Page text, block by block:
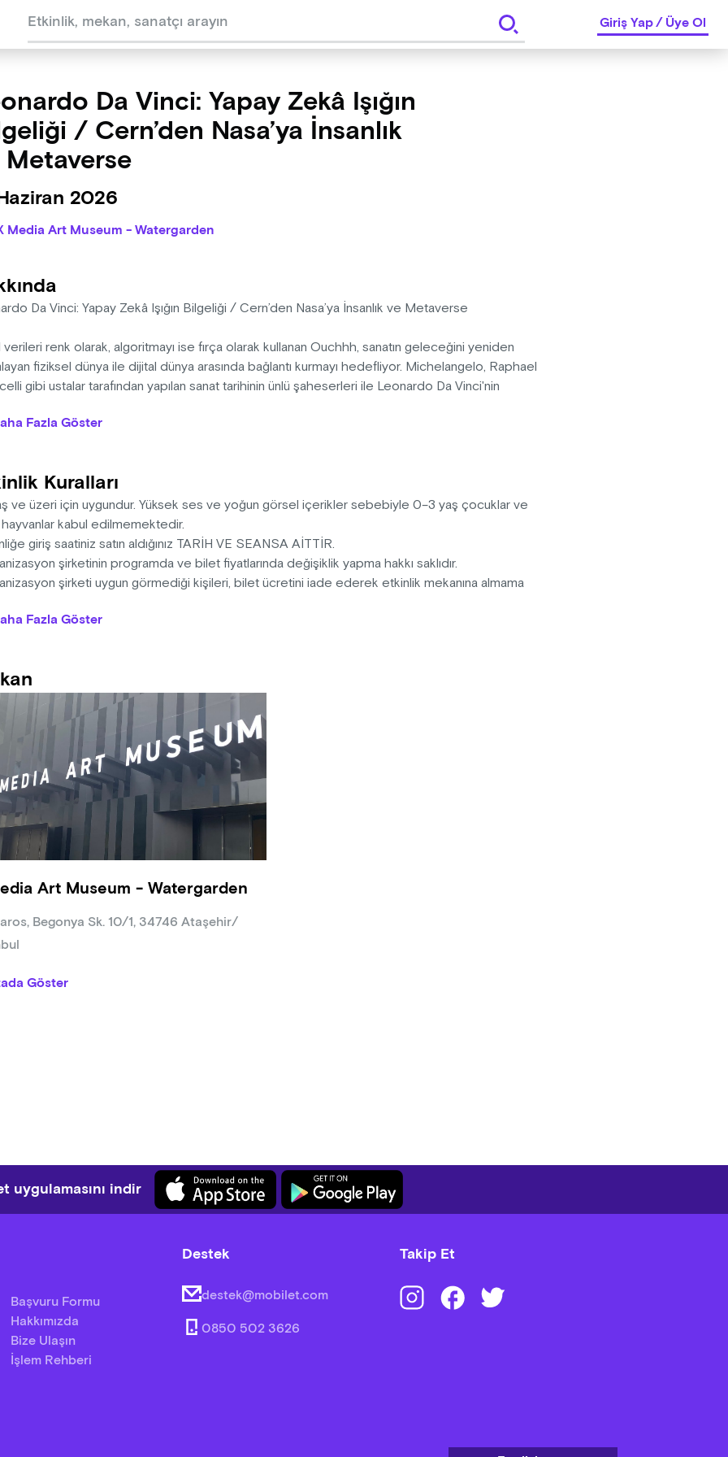
Giriş Yap/Üye Ol
Da Vinci: Yapay Zekâ Işığın
/ Cern’den Nasa’ya İnsanlık
Metaverse
2026
Media Art Museum - Watergarden
Da Vinci: Yapay Zekâ Işığın Bilgeliği / Cern’den Nasa’ya İnsanlık ve Metaverse
verileri renk olarak, algoritmayı ise fırça olarak kullanan Ouchhh, sanatın geleceğini yeniden
fiziksel dünya ile dijital dünya arasında bağlantı kurmayı hedefliyor. Michelangelo, Raphael
gibi ustalar tarafından yapılan sanat tarihinin ünlü şaheserleri ile Leonardo Da Vinci'nin
sanat ve bilimin ışığıyla yapay zeka algoritmalarını kullanarak daha önce hiç görülmemiş
oluşturulmasıyla yeni bir sanat eseri şeklinde tekrar hayata döndürülüyor. Görsel
olan veriyle Metaverse’e taşıyacak.
15 dakika
Fazla Göster
Kuralları
ve üzeri için uygundur. Yüksek ses ve yoğun görsel içerikler sebebiyle 0–3 yaş çocuklar ve
kabul edilmemektedir.
giriş saatiniz satın aldığınız TARİH VE SEANSA AİTTİR.
şirketinin programda ve bilet fiyatlarında değişiklik yapma hakkı saklıdır.
şirketi uygun görmediği kişileri, bilet ücretini iade ederek etkinlik mekanına almama
ışığa duyarlı epilepsi hastalarını rahatsız edebilecek görsel efektler içermektedir.
Fazla Göster
Art Museum - Watergarden
Begonya Sk. 10/1, 34746 Ataşehir/
Göster
uygulamasını indir
Başvuru Formu
Hakkımızda
Bize Ulaşın
İşlem Rehberi
Destek
destek@mobilet.com
0850 502 3626
Takip Et